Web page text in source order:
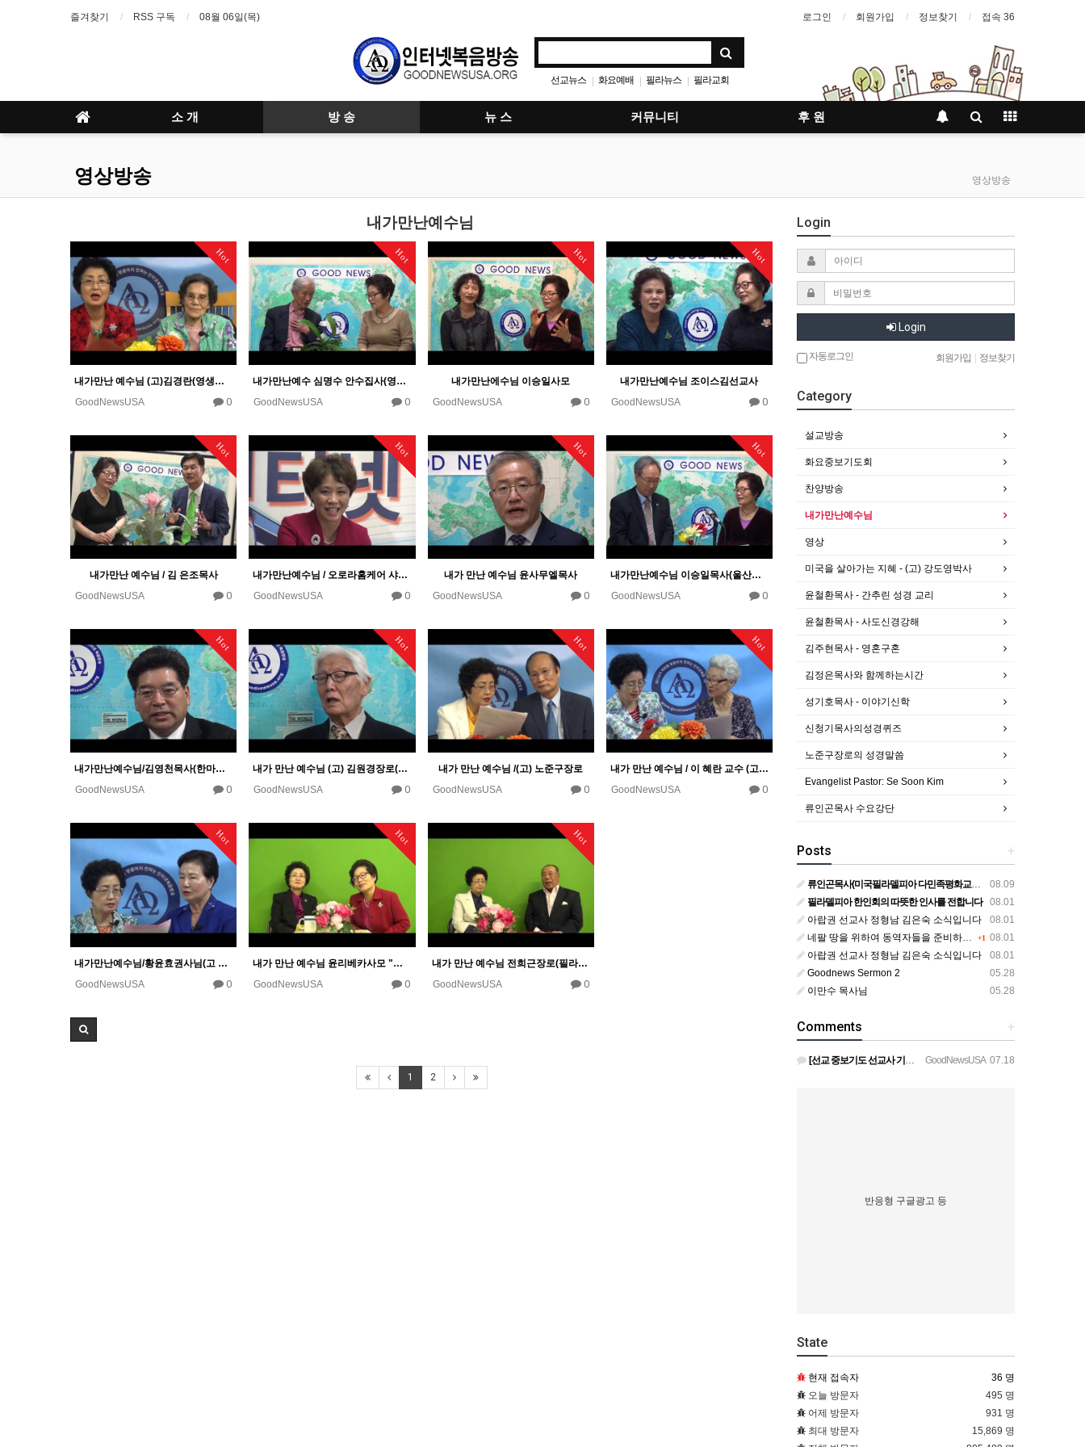
즐겨찾기 RSS 구독 08월 06일(목) 로그인 회원가입 정보찾기 접속 36
선교뉴스 | 화요예배 | 필라뉴스 | 필라교회
소 개 방 송 뉴 스 커뮤니티 후 원
영상방송 영상방송
내가만난예수님
Hot
내가만난 예수님 (고)김경란(영생장로교회) 권사님
GoodNewsUSA
0
Hot
내가만난예수 심명수 안수집사(영생장로교회)
GoodNewsUSA
0
Hot
내가만난에수님 이승일사모
GoodNewsUSA
0
Hot
내가만난예수님 조이스김선교사
GoodNewsUSA
0
Hot
내가만난 예수님 / 김 은조목사
GoodNewsUSA
0
Hot
내가만난예수님 / 오로라홈케어 샤론 황
GoodNewsUSA
0
Hot
내가 만난 예수님 윤사무엘목사
GoodNewsUSA
0
Hot
내가만난예수님 이승일목사(울산염포교회 원로목사)
GoodNewsUSA
0
Hot
내가만난예수님/김영천목사(한마음교회)
GoodNewsUSA
0
Hot
내가 만난 예수님 (고) 김원경장로(첼튼햄장로교회)
GoodNewsUSA
0
Hot
내가 만난 예수님 /(고) 노준구장로
GoodNewsUSA
0
Hot
내가 만난 예수님 / 이 혜란 교수 (고 김수영목사 )
GoodNewsUSA
0
Hot
내가만난예수님/황윤효권사님(고 강승현장로) 뉴저지새행전교회
GoodNewsUSA
0
Hot
내가 만난 예수님 윤리베카사모 "세갑절의 축복( triple blessing)"
GoodNewsUSA
0
Hot
내가 만난 예수님 전희근장로(필라델피아 한인 연합교회)
GoodNewsUSA
0
1 2
Login
Login
자동로그인 회원가입 정보찾기
Category
설교방송
화요중보기도회
찬양방송
내가만난예수님
영상
미국을 살아가는 지혜 - (고) 강도영박사
윤철환목사 - 간추린 성경 교리
윤철환목사 - 사도신경강해
김주현목사 - 영혼구혼
김정은목사와 함께하는시간
성기호목사 - 이야기신학
신청기목사의성경퀴즈
노준구장로의 성경말씀
Evangelist Pastor: Se Soon Kim
류인곤목사 수요강단
+
Posts
08.09
류인곤목사(미국필라델피아 다민족평화교회) 8차 은혜와행위2부
08.01
필라델피아 한인회의 따뜻한 인사를 전합니다
08.01
아랍권 선교사 정형남 김은숙 소식입니다
+1 08.01
네팔 땅을 위하여 동역자들을 준비하시는 하나님
08.01
아랍권 선교사 정형남 김은숙 소식입니다
05.28
Goodnews Sermon 2
05.28
이만수 목사님
+
Comments
GoodNewsUSA 07.18
[선교 중보기도 선교사 기도제목] Ⅰ. PGM 리더십을 위한 중보기도 호성기 국제대표님과 정책이사진, 본부장…
반응형 구글광고 등
State
현재 접속자
36 명
오늘 방문자
495 명
어제 방문자
931 명
최대 방문자
15,869 명